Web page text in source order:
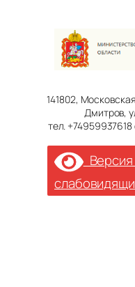
141802,
Дмитров,
тел.
Версия